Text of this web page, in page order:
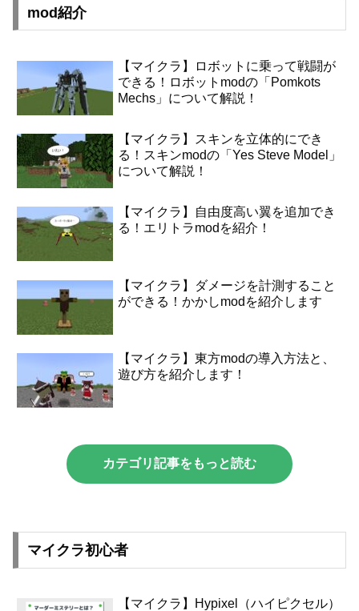
mod紹介
【マイクラ】ロボットに乗って戦闘が
できる！ロボットmodの「Pomkots
Mechs」について解説！
【マイクラ】スキンを立体的にでき
る！スキンmodの「Yes Steve Model」
について解説！
【マイクラ】自由度高い翼を追加でき
る！エリトラmodを紹介！
【マイクラ】ダメージを計測すること
ができる！かかしmodを紹介します
【マイクラ】東方modの導入方法と、
遊び方を紹介します！
カテゴリ記事をもっと読む
マイクラ初心者
【マイクラ】Hypixel（ハイピクセル）